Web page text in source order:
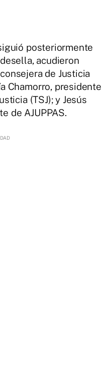
posteriormente
acudieron
de Justicia
Chamorro, presidente
(TSJ); y Jesús
de AJUPPAS.